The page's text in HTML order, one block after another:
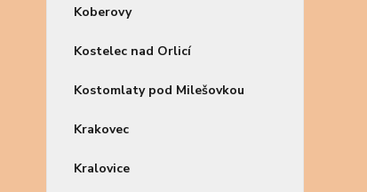
Koberovy
Kostelec nad Orlicí
Kostomlaty pod Milešovkou
Krakovec
Kralovice